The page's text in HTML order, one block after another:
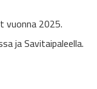
vuonna 2025.
ja Savitaipaleella.